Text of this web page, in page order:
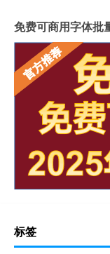
免费可商用字体批
标签